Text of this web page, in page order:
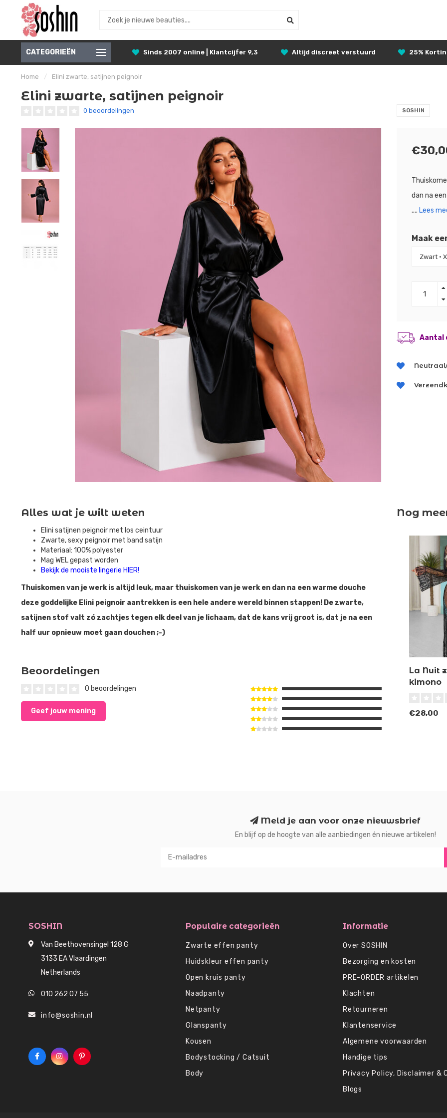
CATEGORIEËN Sinds 2007 online | Klantcijfer 9,3 Altijd discreet verstuurd 25%
Home / Elini zwarte, satijnen peignoir
Elini zwarte, satijnen peignoir
0 beoordelingen SOSHIN
dan na
.... Lees
Maak
Aantal
Alles wat je wilt weten
Elini satijnen peignoir met los ceintuur
Zwarte, sexy peignoir met band satijn
Materiaal: 100% polyester
Mag WEL gepast worden
Bekijk de mooiste lingerie HIER!
Thuiskomen van je werk is altijd leuk, maar thuiskomen van je werk en dan na een warme douche
deze goddelijke Elini peignoir aantrekken is een hele andere wereld binnen stappen! De zwarte,
satijnen stof valt zó zachtjes tegen elk deel van je lichaam, dat de kans vrij groot is, dat je na een
half uur opnieuw moet gaan douchen ;-)
Beoordelingen
0 beoordelingen
Geef jouw mening
Nog
La Nuit
kimono
€28,00
Meld je aan voor onze nieuwsbrief
En blijf op de hoogte van alle aanbiedingen én nieuwe artikelen!
SOSHIN
Van Beethovensingel 128 G
3133 EA Vlaardingen
Netherlands
010 262 07 55
info@soshin.nl
Populaire categorieën
Zwarte effen panty
Huidskleur effen panty
Open kruis panty
Naadpanty
Netpanty
Glanspanty
Kousen
Bodystocking / Catsuit
Body
Informatie
Over SOSHIN
Bezorging en kosten
PRE-ORDER artikelen
Klachten
Retourneren
Klantenservice
Algemene voorwaarden
Handige tips
Privacy Policy, Disclaimer &
Blogs